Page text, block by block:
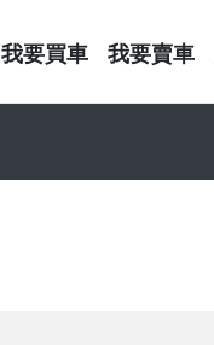
我要買車 我要賣車